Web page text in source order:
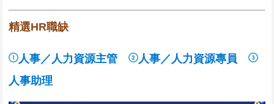
不拘，5年以上，桃園市桃園區
【工作內容】
2.管理及規劃人員入職、離職手續及
精選HR職缺
人事／人力資源主管
人事／人力資源專員
人事助理